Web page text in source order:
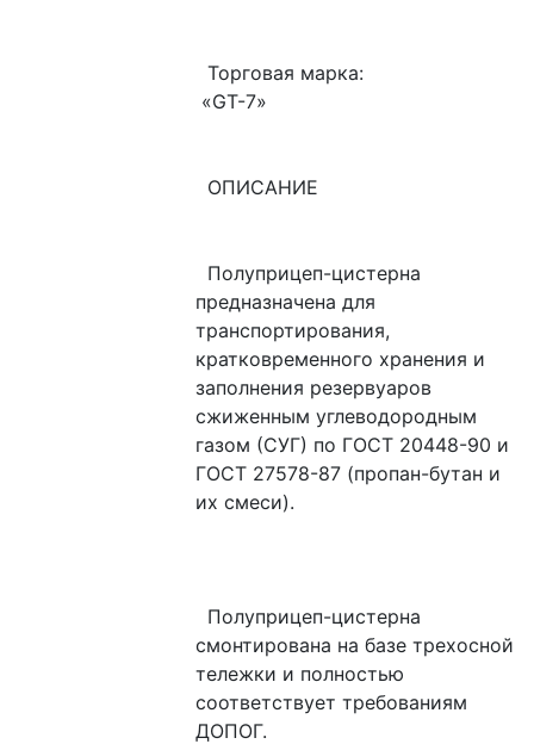
  Торговая марка:
«GT-7»
  ОПИСАНИЕ
предназначена для
транспортирования,
кратковременного хранения и
заполнения резервуаров
сжиженным углеводородным
газом (СУГ) по ГОСТ 20448-90 и
ГОСТ 27578-87 (пропан-бутан и
их смеси).
смонтирована на базе трехосной
тележки и полностью
соответствует требованиям
ДОПОГ.